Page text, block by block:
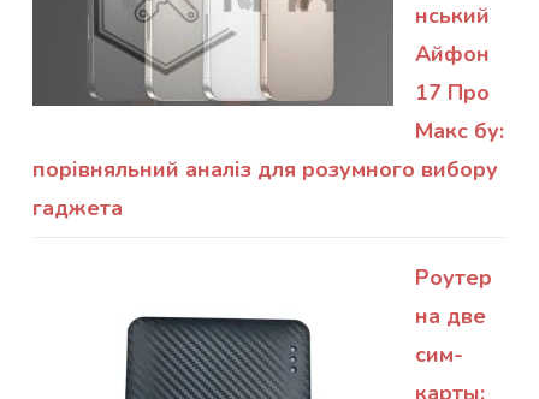
нський
Айфон
17 Про
Макс бу:
порівняльний аналіз для розумного вибору
гаджета
Роутер
на две
сим-
карты: